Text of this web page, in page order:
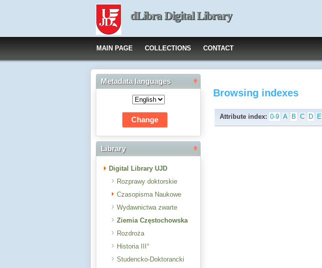
dLibra Digital Library
MAIN PAGE COLLECTIONS CONTACT
Metadata languages
Library
Digital Library UJD
Rozprawy doktorskie
Czasopisma Naukowe
Wydawnictwa zwarte
Ziemia Częstochowska
Rozdroża
Historia III°
Studencko-Doktorancki
Browsing indexes
Attribute index: 0-9 A B C D E